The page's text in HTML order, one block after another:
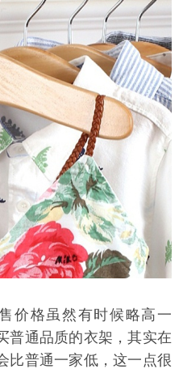
价格虽然有时候略高一
普通品质的衣架，其实在
比普通一家低，这一点很